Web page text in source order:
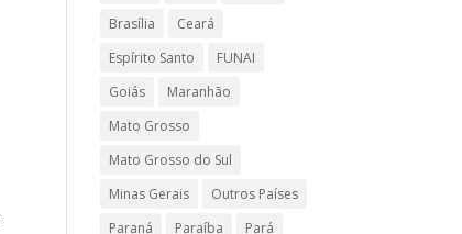
Brasília
Ceará
Espírito Santo
FUNAI
Goiás
Maranhão
Mato Grosso
Mato Grosso do Sul
Minas Gerais
Outros Países
Paraná
Paraíba
Pará